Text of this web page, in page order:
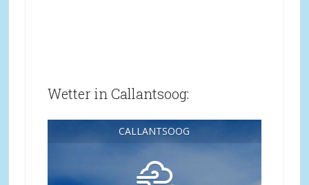
Wetter in Callantsoog:
CALLANTSOOG